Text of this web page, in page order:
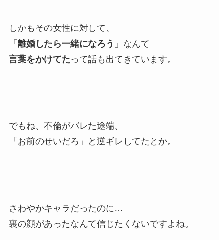
しかもその女性に対して、
「 離婚したら一緒になろう 」なんて
言葉をかけてたって話も出てきています。
でもね、不倫がバレた途端、
「お前のせいだろ」と逆ギレしてたとか。
さわやかキャラだったのに…
裏の顔があったなんて信じたくないですよね。